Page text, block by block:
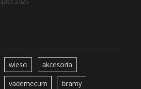
2026
wiesci akcesoria
vademecum bramy